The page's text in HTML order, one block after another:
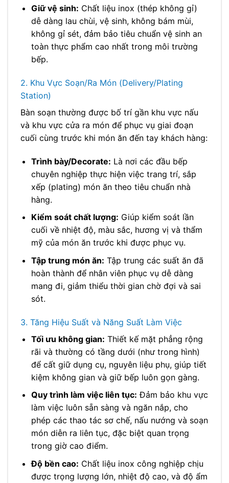
Giữ vệ sinh: Chất liệu inox (thép không gỉ)
dễ dàng lau chùi, vệ sinh, không bám mùi,
không gỉ sét, đảm bảo tiêu chuẩn vệ sinh an
toàn thực phẩm cao nhất trong môi trường
bếp.
2. Khu Vực Soạn/Ra Món (Delivery/Plating
Station)
Bàn soạn thường được bố trí gần khu vực nấu
và khu vực cửa ra món để phục vụ giai đoạn
cuối cùng trước khi món ăn đến tay khách hàng:
Trình bày/Decorate: Là nơi các đầu bếp
chuyên nghiệp thực hiện việc trang trí, sắp
xếp (plating) món ăn theo tiêu chuẩn nhà
hàng.
Kiểm soát chất lượng: Giúp kiểm soát lần
cuối về nhiệt độ, màu sắc, hương vị và thẩm
mỹ của món ăn trước khi được phục vụ.
Tập trung món ăn: Tập trung các suất ăn đã
hoàn thành để nhân viên phục vụ dễ dàng
mang đi, giảm thiểu thời gian chờ đợi và sai
sót.
3. Tăng Hiệu Suất và Năng Suất Làm Việc
Tối ưu không gian: Thiết kế mặt phẳng rộng
rãi và thường có tầng dưới (như trong hình)
để cất giữ dụng cụ, nguyên liệu phụ, giúp tiết
kiệm không gian và giữ bếp luôn gọn gàng.
Quy trình làm việc liên tục: Đảm bảo khu vực
làm việc luôn sẵn sàng và ngăn nắp, cho
phép các thao tác sơ chế, nấu nướng và soạn
món diễn ra liên tục, đặc biệt quan trọng
trong giờ cao điểm.
Độ bền cao: Chất liệu inox công nghiệp chịu
được trọng lượng lớn, nhiệt độ cao, và độ ẩm